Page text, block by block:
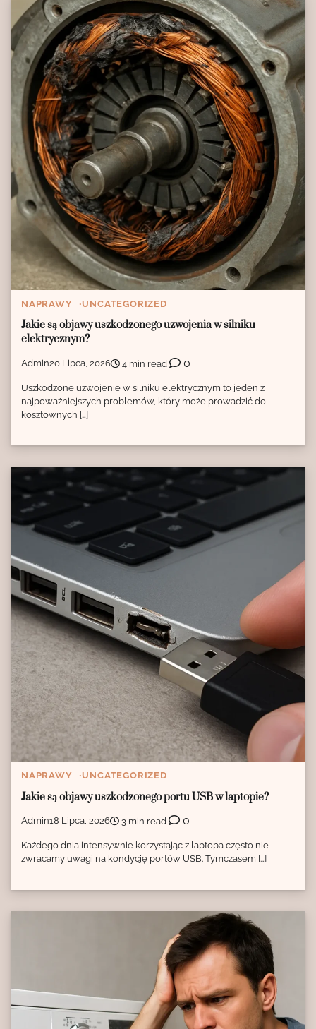
NAPRAWY UNCATEGORIZED
Jakie są objawy uszkodzonego uzwojenia w silniku
elektrycznym?
Admin20 Lipca, 2026 4 min read 0
Uszkodzone uzwojenie w silniku elektrycznym to jeden z
najpoważniejszych problemów, który może prowadzić do
kosztownych […]
NAPRAWY UNCATEGORIZED
Jakie są objawy uszkodzonego portu USB w laptopie?
Admin18 Lipca, 2026 3 min read 0
Każdego dnia intensywnie korzystając z laptopa często nie
zwracamy uwagi na kondycję portów USB. Tymczasem […]